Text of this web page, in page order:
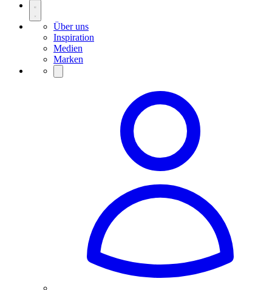
Über uns
Inspiration
Medien
Marken